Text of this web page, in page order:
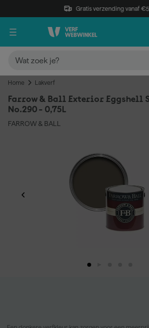
Gratis verzending vanaf
Home Lakverf
Farrow & Ball Exterior Eggshell
No.290 - 0,75L
FARROW & BALL